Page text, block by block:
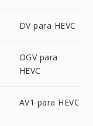
DV para HEVC
OGV para
HEVC
AV1 para HEVC